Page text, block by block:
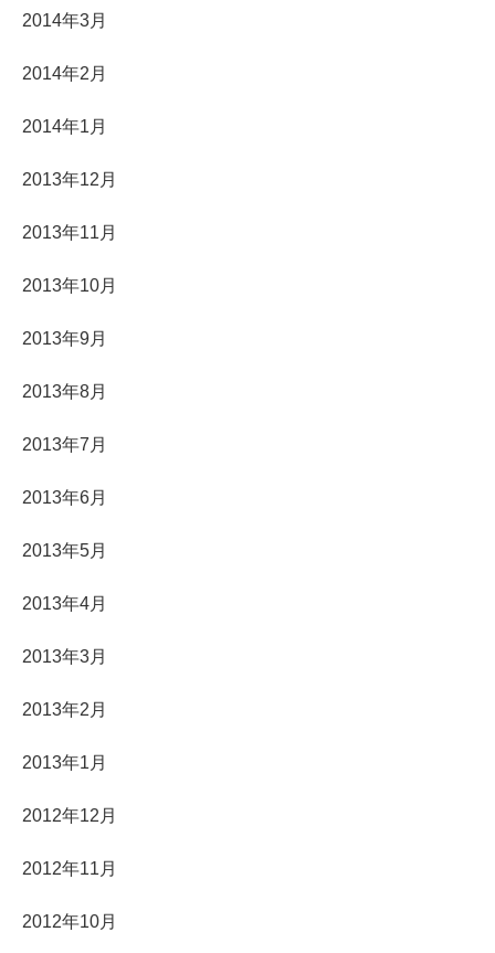
2014年3月
2014年2月
2014年1月
2013年12月
2013年11月
2013年10月
2013年9月
2013年8月
2013年7月
2013年6月
2013年5月
2013年4月
2013年3月
2013年2月
2013年1月
2012年12月
2012年11月
2012年10月